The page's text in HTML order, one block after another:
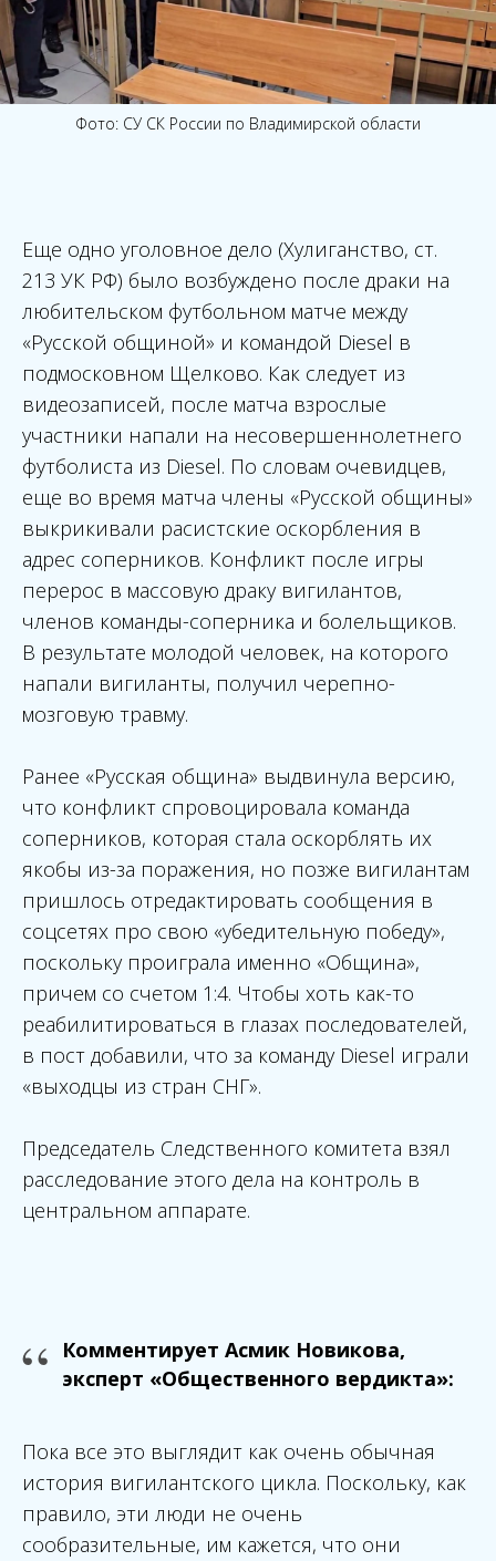
Фото: СУ СК России по Владимирской области
Еще одно уголовное дело (Хулиганство, ст.
213 УК РФ) было возбуждено после драки на
любительском футбольном матче между
«Русской общиной» и командой Diesel в
подмосковном Щелково. Как следует из
видеозаписей, после матча взрослые
участники напали на несовершеннолетнего
футболиста из Diesel. По словам очевидцев,
еще во время матча члены «Русской общины»
выкрикивали расистские оскорбления в
адрес соперников. Конфликт после игры
перерос в массовую драку вигилантов,
членов команды-соперника и болельщиков.
В результате молодой человек, на которого
напали вигиланты, получил черепно-
мозговую травму.
Ранее «Русская община» выдвинула версию,
что конфликт спровоцировала команда
соперников, которая стала оскорблять их
якобы из-за поражения, но позже вигилантам
пришлось отредактировать сообщения в
соцсетях про свою «убедительную победу»,
поскольку проиграла именно «Община»,
причем со счетом 1:4. Чтобы хоть как-то
реабилитироваться в глазах последователей,
в пост добавили, что за команду Diesel играли
«выходцы из стран СНГ».
Председатель Следственного комитета взял
расследование этого дела на контроль в
центральном аппарате.
“
Комментирует Асмик Новикова,
эксперт «Общественного вердикта»:
Пока все это выглядит как очень обычная
история вигилантского цикла. Поскольку, как
правило, эти люди не очень
сообразительные, им кажется, что они